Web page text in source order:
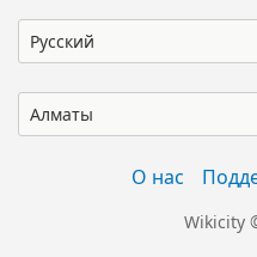
Русский
Алматы
О нас
Wikicity